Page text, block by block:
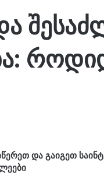
და გაიგეთ